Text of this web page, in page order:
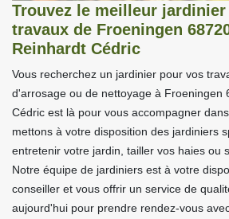
Trouvez le meilleur
travaux de Froeningen
Reinhardt Cédric
Vous recherchez un jardinier pour vos
d'arrosage ou de nettoyage à Froeningen
Cédric est là pour vous accompagner
mettons à votre disposition des jardiniers
entretenir votre jardin, tailler vos haies ou
Notre équipe de jardiniers est à votre
conseiller et vous offrir un service de
aujourd'hui pour prendre rendez-vous